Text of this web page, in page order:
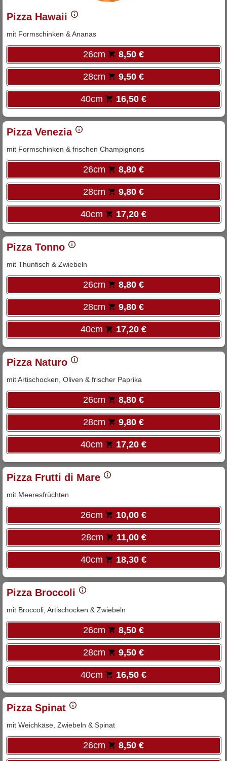
Pizza Hawaii
mit Formschinken & Ananas
26cm 8,50 €
28cm 9,50 €
40cm 16,50 €
Pizza Venezia
mit Formschinken & frischen Champignons
26cm 8,80 €
28cm 9,80 €
40cm 17,20 €
Pizza Tonno
mit Thunfisch & Zwiebeln
26cm 8,80 €
28cm 9,80 €
40cm 17,20 €
Pizza Naturo
mit Artischocken, Oliven & frischer Paprika
26cm 8,80 €
28cm 9,80 €
40cm 17,20 €
Pizza Frutti di Mare
mit Meeresfrüchten
26cm 10,00 €
28cm 11,00 €
40cm 18,30 €
Pizza Broccoli
mit Broccoli, Artischocken & Zwiebeln
26cm 8,50 €
28cm 9,50 €
40cm 16,50 €
Pizza Spinat
mit Weichkäse, Zwiebeln & Spinat
26cm 8,50 €